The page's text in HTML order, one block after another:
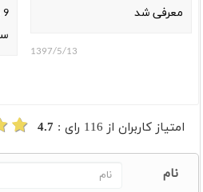
معرفی شد
1397/5/13
امتیاز کاربران از 116 رای : 4.7
نام